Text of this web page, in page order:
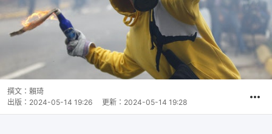
撰文： 賴琦
出版： 2024-05-14 19:26 更新： 2024-05-14 19:28